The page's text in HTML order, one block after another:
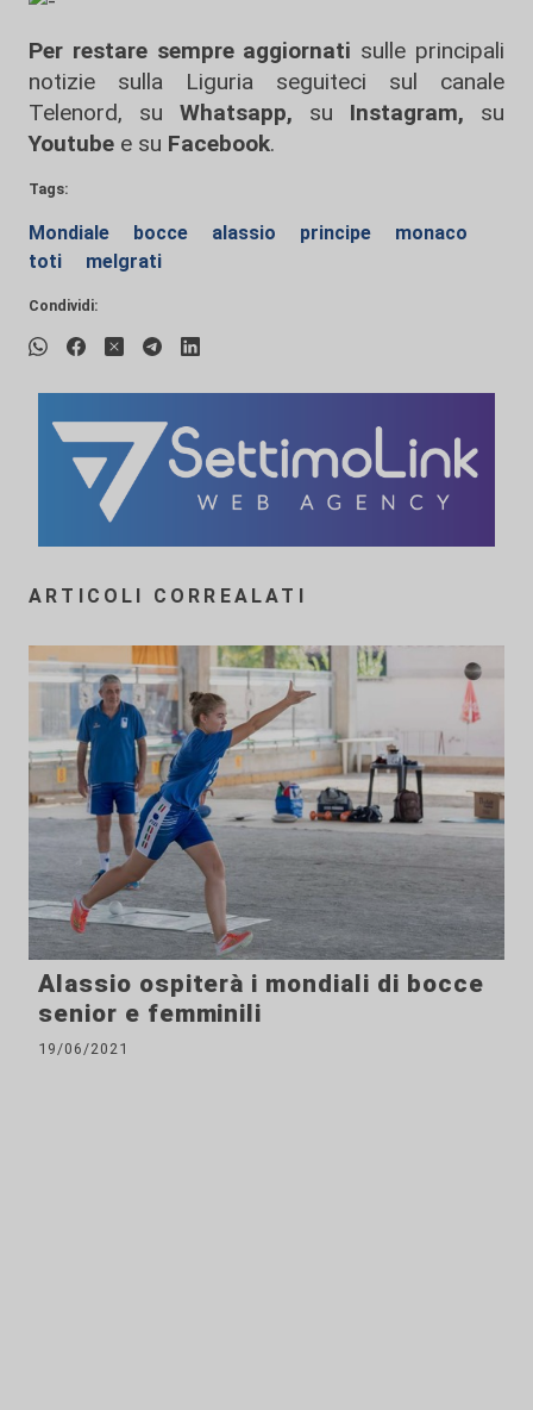
Per restare sempre aggiornati sulle principali
notizie sulla Liguria seguiteci sul canale
Telenord, su
Whatsapp, su Instagram, su
Youtube e su Facebook.
Tags:
Mondiale bocce alassio principe
monaco
toti
melgrati
Condividi:
ARTICOLI CORREALATI
Alassio ospiterà i mondiali di bocce
senior e femminili
19/06/2021